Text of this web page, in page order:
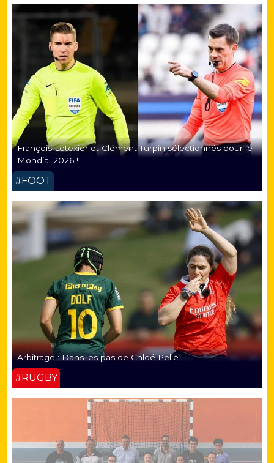
François Letexier et Clément Turpin sélectionnés pour le
Mondial 2026 !
#FOOT
Arbitrage : Dans les pas de Chloé Pelle
#RUGBY